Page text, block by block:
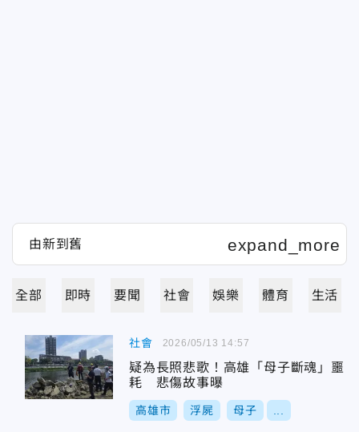
全部 即時 要聞 社會 娛樂 體育 生活
社會
疑為長照悲歌！高雄「母子斷魂」噩
耗 悲傷故事曝
高雄市 浮屍 母子
2026/05/13 14:57